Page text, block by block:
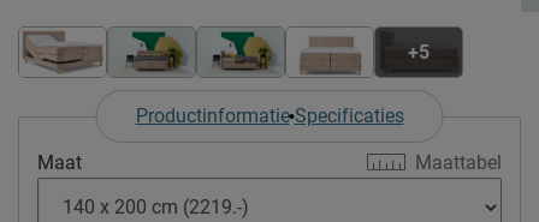
+5
Productinformatie Specificaties
Maattabel
Maat